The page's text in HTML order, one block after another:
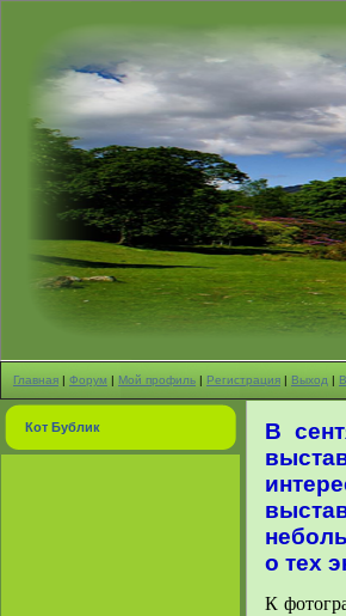
Главная | Форум | Мой профиль | Регистрация | Выход |
Кот Бублик
В
о тех
К